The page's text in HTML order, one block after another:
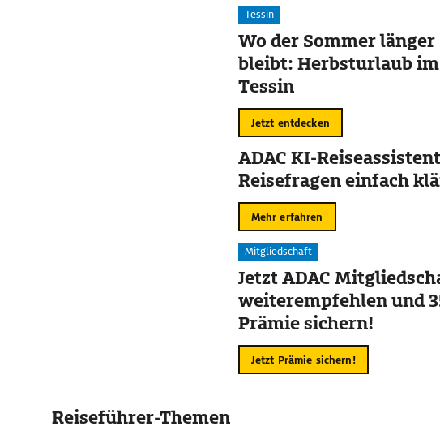
Tessin
Wo der Sommer länger
bleibt: Herbsturlaub im
Tessin
Jetzt entdecken
ADAC KI-
Reisefragen einfach
Mehr erfahren
Mitgliedschaft
Jetzt ADAC
weiterempfehlen und
Prämie sichern!
Jetzt Prämie sichern!
Reiseführer-Themen